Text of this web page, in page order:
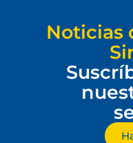
Noticias